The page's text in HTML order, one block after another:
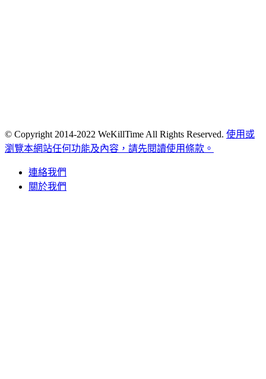
© Copyright 2014-2022 WeKillTime All Rights Reserved. 使用或
瀏覽本網站任何功能及內容，請先閱讀使用條款。
連絡我們
關於我們